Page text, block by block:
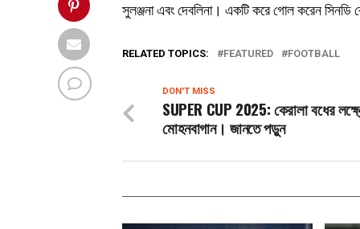
সুলঞ্জনা এবং দেবলিনা। একটি করে গোল করেন সিনডি
RELATED TOPICS: FEATURED FOOTBALL
DON'T MISS
SUPER CUP 2025: কেরালা বধের
মোহনবাগান। জানতে পড়ুন